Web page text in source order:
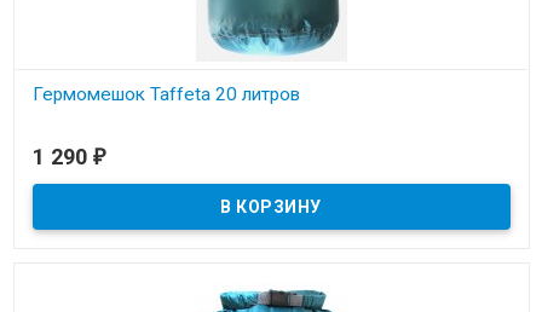
Гермомешок Taffeta 20 литров
1 290 ₽